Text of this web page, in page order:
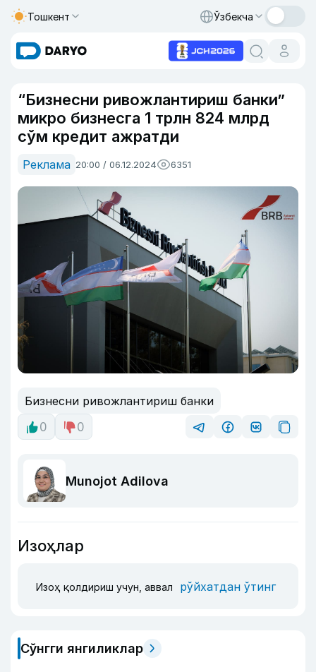
Тошкент Ўзбекча
“Бизнесни ривожлантириш банки”
микро бизнесга 1 трлн 824 млрд
сўм кредит ажратди
Реклама 20:00 / 06.12.2024 6351
Бизнесни ривожлантириш банки
0
0
Munojot Adilova
Изоҳлар
Изоҳ қолдириш учун, аввал рўйхатдан ўтинг
Сўнгги янгиликлар